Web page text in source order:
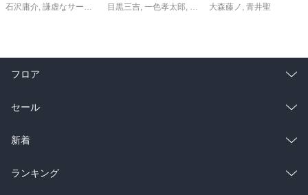
石沢庸介, 謙虚なサークル メル。
目黒三吉, 一色孝太郎, Parum大森藤ノ , 青井聖
フロア
総合
ラノベ
雑誌・グラビア
セール
総合
ラノベ
新着
総合
ランキング